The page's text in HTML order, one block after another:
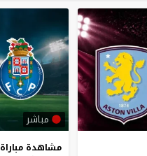
مباشر
مشاهدة مباراة